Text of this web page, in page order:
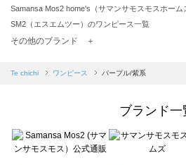
Samansa Mos2 home's（サマンサモスモスホー
SM2（エスエムツー）のワンピース一覧
TSUHARU by Samansa Mos2（ツハルバイサマン
Samansa Mos2 blue（サマンサモスモス ブルー）
sō4ū（ソウフォーユー）のワンピース一覧
Te chichi（テチチ）のワンピース一覧
Te chichi CLASSIC（テチチ クラシック）のワンピ
その他のブランド ＋
Te chichi ワンピース パープル/紫系
ブランド一